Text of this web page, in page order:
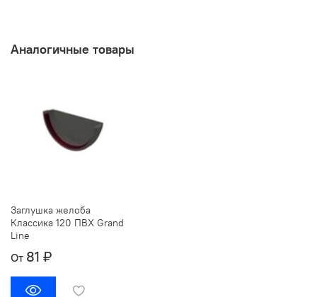
Аналогичные товары
Заглушка желоба
Классика 120 ПВХ Grand
Line
От 81 ₽